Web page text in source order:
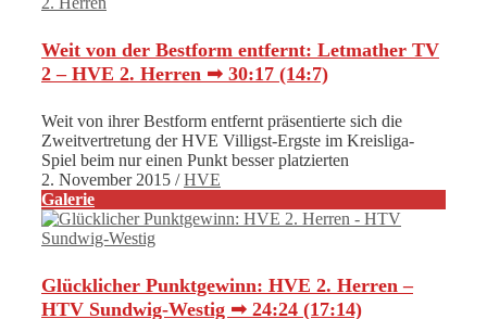
Weit von der Bestform entfernt: Letmather TV
2 – HVE 2. Herren ➟ 30:17 (14:7)
Weit von ihrer Bestform entfernt präsentierte sich die
Zweitvertretung der HVE Villigst-Ergste im Kreisliga-
Spiel beim nur einen Punkt besser platzierten
2. November 2015 /HVE
Galerie
Glücklicher Punktgewinn: HVE 2. Herren –
HTV Sundwig-Westig ➟ 24:24 (17:14)